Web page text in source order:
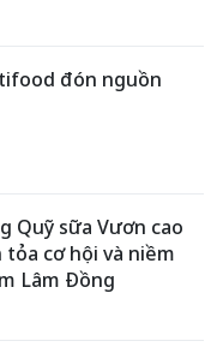
đón nguồn
Quỹ sữa Vươn cao
tỏa cơ hội và niềm
Lâm Đồng